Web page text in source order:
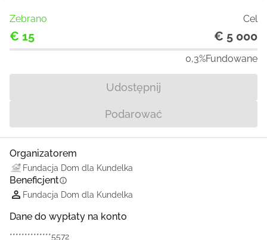
Zebrano Cel
€ 15 € 5 000
0,3%Fundowane
Udostępnij
Podarować
Organizatorem
Fundacja Dom dla Kundelka
Beneficjentinfo
Fundacja Dom dla Kundelka
Dane do wypłaty na konto
**************5572